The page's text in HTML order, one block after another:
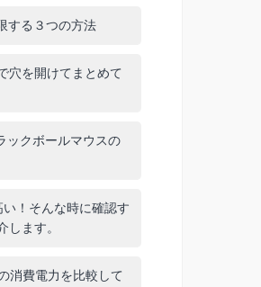
する３つの方法
穴を開けてまとめて
ックボールマウスの
！そんな時に確認す
します。
消費電力を比較して